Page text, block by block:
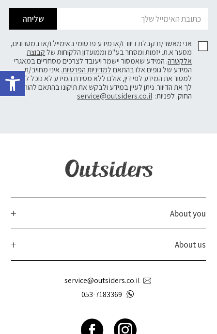
שליחה
אני מאשר/ת קבלת דיוור ו/או מידע פרסומי באימייל ו/או במסרונים,
מסער א.ת. יזמות ומסחר בע"מ וממועדון הלקוחות שלקבוצת
אלקטרה. המידע שאמסור יישמר ויעובד לצרכים מסחריים במאגרי
המידע של גופים אלו בהתאםלמדיניות הפרטיות. איני מחויב/ת
למסור את המידע לפי דין, אולם ללא מסירת המידע לא נוכל לשלוח
לך את הדיוור. ניתן לעיין במידע ולבקש את תיקונו בהתאם להוראות
החוק. לפניות: service@outsiders.co.il
About you
About us
service@outsiders.co.il
053-7183369